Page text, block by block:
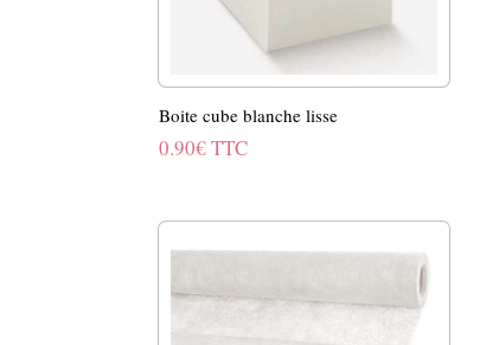
Boite cube blanche lisse
0.90€TTC